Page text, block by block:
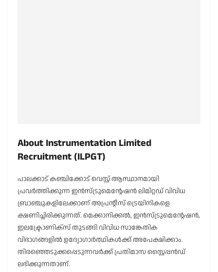
About Instrumentation Limited
Recruitment (ILPGT)
പാലക്കാട് കഞ്ചിക്കോട് വെസ്റ്റ് ആസ്ഥാനമായി
പ്രവർത്തിക്കുന്ന ഇൻസ്ട്രുമെന്റേഷൻ ലിമിറ്റഡ് വിവിധ
ബ്രാഞ്ചുകളിലേക്കാണ് അപ്രന്റീസ് ട്രെയിനികളെ
ക്ഷണിച്ചിരിക്കുന്നത്. മെക്കാനിക്കൽ, ഇൻസ്ട്രുമെന്റേഷൻ,
ഇലക്ട്രോണിക്സ് തുടങ്ങി വിവിധ സാങ്കേതിക
വിഭാഗങ്ങളിൽ ഉദ്യോഗാർത്ഥികൾക്ക് അപേക്ഷിക്കാം.
തിരഞ്ഞെടുക്കപ്പെടുന്നവർക്ക് പ്രതിമാസ സ്റ്റൈപ്പൻഡ്
ലഭിക്കുന്നതാണ്.